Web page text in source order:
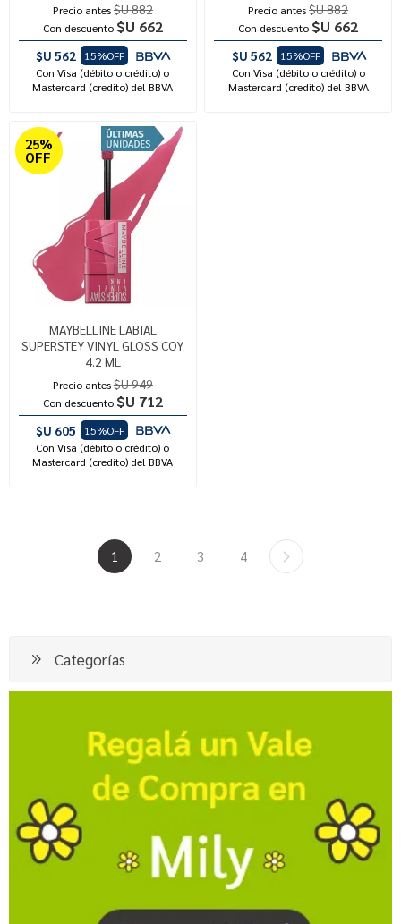
Precio antes$U 882
Con descuento $U 662
$U 562
15%OFF
Con Visa (débito o crédito) o
Mastercard (credito) del BBVA
Precio antes$U 882
Con descuento $U 662
$U 562
15%OFF
Con Visa (débito o crédito) o
Mastercard (credito) del BBVA
25%
OFF
MAYBELLINE LABIAL
SUPERSTEY VINYL GLOSS COY
4.2 ML
Precio antes$U 949
Con descuento $U 712
$U 605
15%OFF
Con Visa (débito o crédito) o
Mastercard (credito) del BBVA
1 2 3 4
Categorías